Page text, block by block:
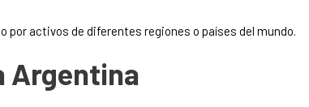
por activos de diferentes regiones o países del mundo.
Argentina